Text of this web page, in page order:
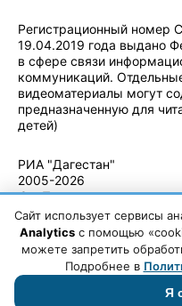
Регистрационный
19.04.2019 года выдано
в сфере связи
коммуникаций.
видеоматериалы могут
предназначенную для
детей)
РИА "Дагестан"
2005-2026
© - Правила
использования
материалов.
Авторские
Сайт использует сервисы
Analytics с помощью
можете запретить
Подробнее в
Я